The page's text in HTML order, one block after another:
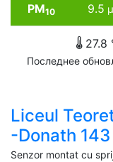
PM10 9.5
27.8
Последнее
Liceul
-Donath 143
Senzor montat cu